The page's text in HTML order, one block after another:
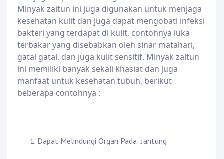
Minyak zaitun ini juga digunakan untuk menjaga
kesehatan kulit dan juga dapat mengobati infeksi
bakteri yang terdapat di kulit, contohnya luka
terbakar yang disebabkan oleh sinar matahari,
gatal gatal, dan juga kulit sensitif. Minyak zaitun
ini memiliki banyak sekali khasiat dan juga
manfaat untuk kesehatan tubuh, berikut
beberapa contohnya :
Dapat Melindungi Organ Pada Jantung